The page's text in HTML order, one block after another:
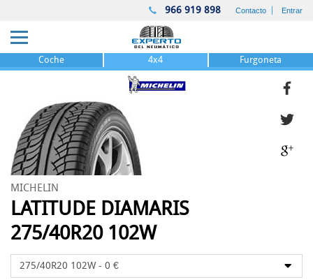
966 919 898 Contacto Entrar
Coche 4x4 Furgoneta
MICHELIN
LATITUDE DIAMARIS
275/40R20 102W